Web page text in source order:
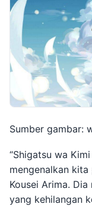
Sumber gambar:
“Shigatsu wa
mengenalkan
Kousei Arima.
yang kehilangan